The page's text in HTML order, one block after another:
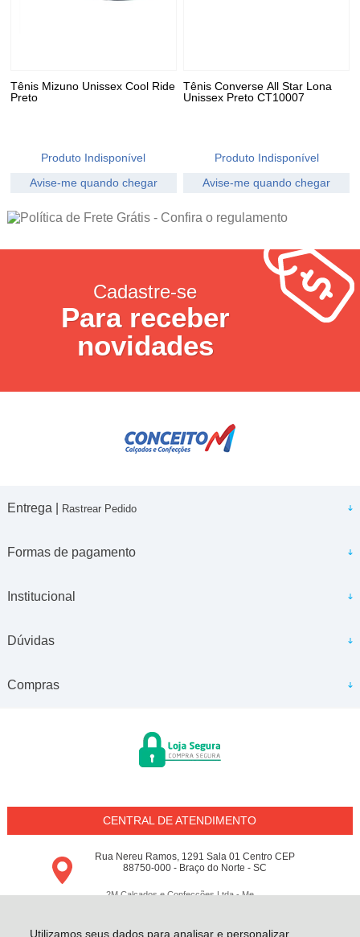
Utilizamos seus dados para analisar e personalizar
Tênis Mizuno Unissex Cool Ride
Preto
Produto Indisponível
Avise-me quando chegar
Tênis Converse All Star Lona
Unissex Preto CT10007
Produto Indisponível
Avise-me quando chegar
Cadastre-se
Para receber
novidades
Entrega | Rastrear Pedido
Formas de pagamento
Institucional
Dúvidas
Compras
CENTRAL DE ATENDIMENTO
Rua Nereu Ramos, 1291 Sala 01 Centro CEP
88750-000 - Braço do Norte - SC
2M Calçados e Confecções Ltda - Me